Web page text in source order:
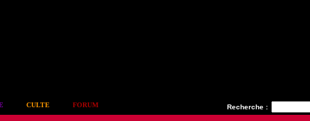
Recherche :
CULTE FORUM